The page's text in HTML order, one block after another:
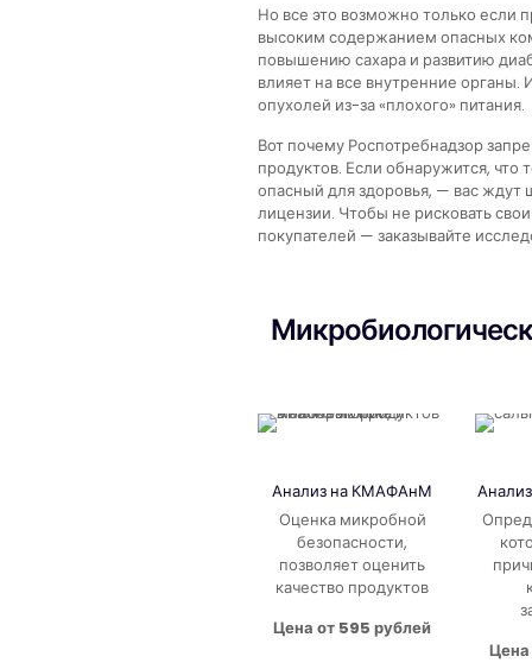
Но все это возможно только если
высоким содержанием опасных
повышению сахара и развитию
влияет на все внутренние органы.
опухолей из-за «плохого» питания.
Вот почему Роспотребнадзор
продуктов. Если обнаружится,
опасный для здоровья, — вас
лицензии. Чтобы не рисковать
покупателей — заказывайте
Анализ на КМАФАнМ
Оценка микробной
безопасности,
позволяет оценить
качество продуктов
Цена от 595 рублей
Цена